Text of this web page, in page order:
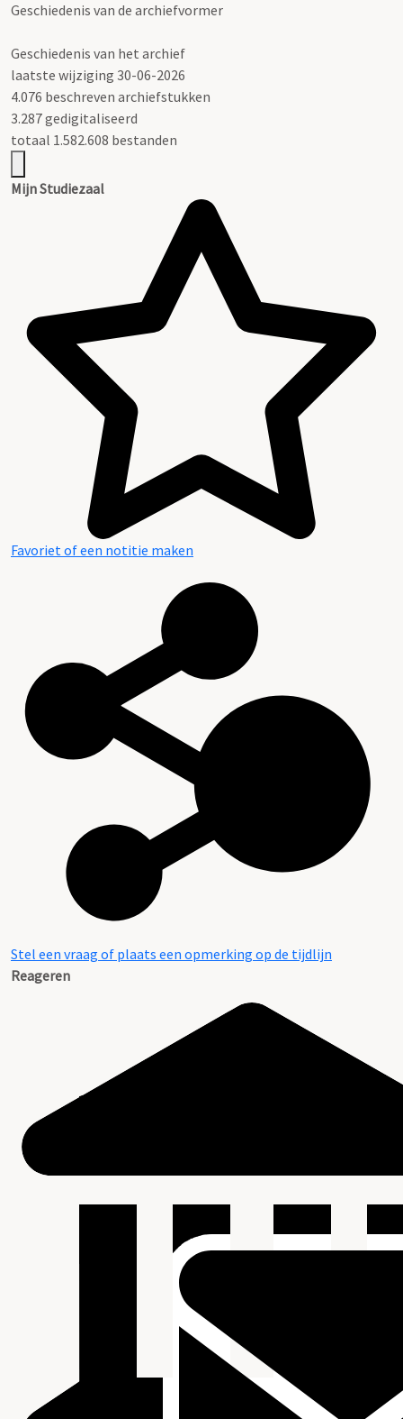
Geschiedenis van de archiefvormer
Geschiedenis van het archief
laatste wijziging 30-06-2026
4.076 beschreven archiefstukken
3.287 gedigitaliseerd
totaal 1.582.608 bestanden
Mijn Studiezaal
Favoriet of een notitie maken
Stel een vraag of plaats een opmerking op de tijdlijn
Reageren